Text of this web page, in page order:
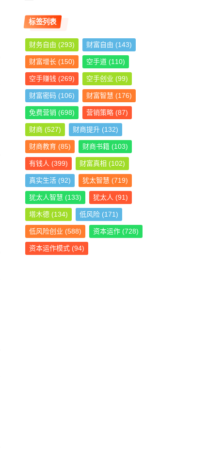
标签列表
财务自由 (293) 财富自由 (143)
财富增长 (150) 空手道 (110)
空手赚钱 (269) 空手创业 (99)
财富密码 (106) 财富智慧 (176)
免费营销 (698) 营销策略 (87)
财商 (527) 财商提升 (132)
财商教育 (85) 财商书籍 (103)
有钱人 (399) 财富真相 (102)
真实生活 (92) 犹太智慧 (719)
犹太人智慧 (133) 犹太人 (91)
塔木德 (134) 低风险 (171)
低风险创业 (588) 资本运作 (728)
资本运作模式 (94)